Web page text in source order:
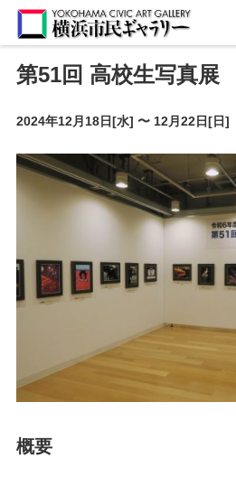
第51回 高校生写真展
2024年12月18日[水] 〜 12月22日[日]
概要